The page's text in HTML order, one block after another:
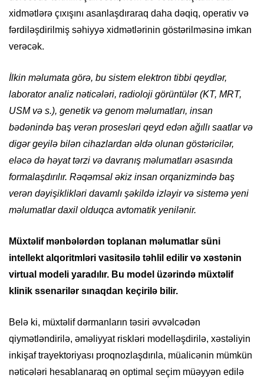
xidmətlərə çıxışını asanlaşdıraraq daha dəqiq, operativ və
fərdiləşdirilmiş səhiyyə xidmətlərinin göstərilməsinə imkan
verəcək.
İlkin məlumata görə, bu sistem elektron tibbi qeydlər,
laborator analiz nəticələri, radioloji görüntülər (KT, MRT,
USM və s.), genetik və genom məlumatları, insan
bədənində baş verən prosesləri qeyd edən ağıllı saatlar və
digər geyilə bilən cihazlardan əldə olunan göstəricilər,
eləcə də həyat tərzi və davranış məlumatları əsasında
formalaşdırılır. Rəqəmsal əkiz insan orqanizmində baş
verən dəyişiklikləri davamlı şəkildə izləyir və sistemə yeni
məlumatlar daxil olduqca avtomatik yenilənir.
Müxtəlif mənbələrdən toplanan məlumatlar süni
intellekt alqoritmləri vasitəsilə təhlil edilir və xəstənin
virtual modeli yaradılır. Bu model üzərində müxtəlif
klinik ssenarilər sınaqdan keçirilə bilir.
Belə ki, müxtəlif dərmanların təsiri əvvəlcədən
qiymətləndirilə, əməliyyat riskləri modelləşdirilə, xəstəliyin
inkişaf trayektoriyası proqnozlaşdırıla, müalicənin mümkün
nəticələri hesablanaraq ən optimal seçim müəyyən edilə